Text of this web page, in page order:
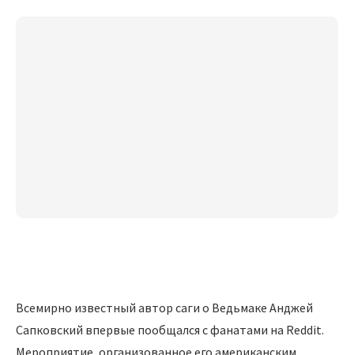
Всемирно известный автор саги о Ведьмаке Анджей
Сапковский впервые пообщался с фанатами на Reddit.